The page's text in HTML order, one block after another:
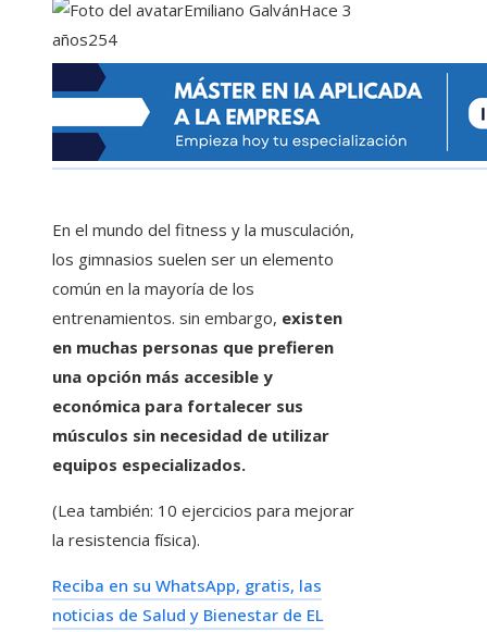
Emiliano GalvánHace 3
años254
En el mundo del fitness y la musculación,
los gimnasios suelen ser un elemento
común en la mayoría de los
entrenamientos. sin embargo, existen
en muchas personas que prefieren
una opción más accesible y
económica para fortalecer sus
músculos sin necesidad de utilizar
equipos especializados.
(Lea también: 10 ejercicios para mejorar
la resistencia física).
Reciba en su WhatsApp, gratis, las
noticias de Salud y Bienestar de EL